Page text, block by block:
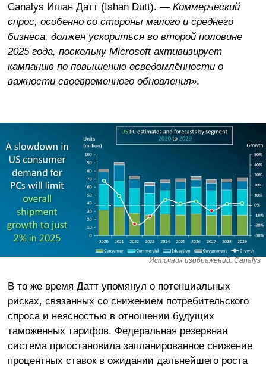
Canalys Ишан Датт (Ishan Dutt). — Коммерческий
спрос, особенно со стороны малого и среднего
бизнеса, должен ускориться во второй половине
2025 года, поскольку Microsoft активизирует
кампанию по повышению осведомлённости о
важности своевременного обновления».
Источник изображений: Canalys
В то же время Датт упомянул о потенциальных
рисках, связанных со снижением потребительского
спроса и неясностью в отношении будущих
таможенных тарифов. Федеральная резервная
система приостановила запланированное снижение
процентных ставок в ожидании дальнейшего роста